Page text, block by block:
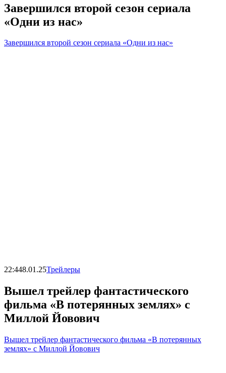
Завершился второй сезон сериала
«Одни из нас»
Завершился второй сезон сериала «Одни из нас»
22:448.01.25Трейлеры
Вышел трейлер фантастического
фильма «В потерянных землях» с
Миллой Йовович
Вышел трейлер фантастического фильма «В потерянных
землях» с Миллой Йовович